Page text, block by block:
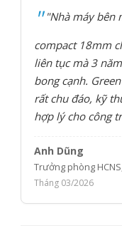
"Nhà máy bên
compact 18mm
liên tục mà 3
bong cạnh.
rất chu đáo, kỹ
hợp lý cho công
Anh Dũng
Trưởng phòng
Tháng 03/2026